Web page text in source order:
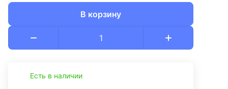
В корзину
Есть в наличии